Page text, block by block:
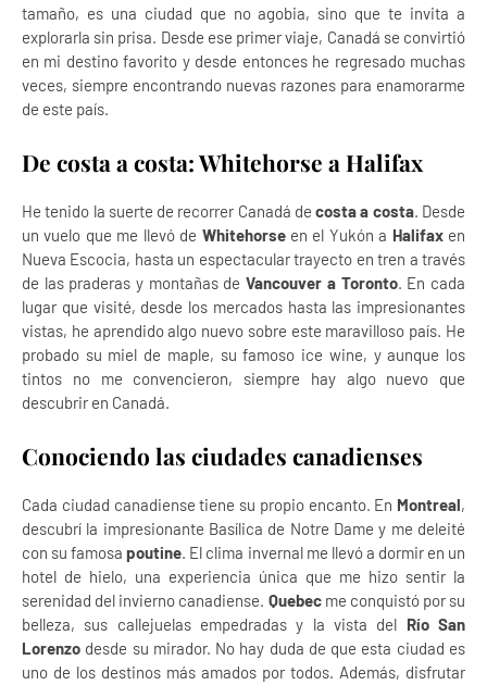
tamaño, es una ciudad que no agobia, sino que te invita a
explorarla sin prisa. Desde ese primer viaje, Canadá se convirtió
en mi destino favorito y desde entonces he regresado muchas
veces, siempre encontrando nuevas razones para enamorarme
de este país.
De costa a costa: Whitehorse a Halifax
He tenido la suerte de recorrer Canadá decosta a costa. Desde
un vuelo que me llevó de Whitehorseen el Yukón a Halifaxen
Nueva Escocia, hasta un espectacular trayecto en tren a través
de las praderas y montañas deVancouver a Toronto. En cada
lugar que visité, desde los mercados hasta las impresionantes
vistas, he aprendido algo nuevo sobre este maravilloso país. He
probado su miel de maple, su famoso ice wine, y aunque los
tintos no me convencieron, siempre hay algo nuevo que
descubrir en Canadá.
Conociendo las ciudades canadienses
Cada ciudad canadiense tiene su propio encanto. En Montreal,
descubrí la impresionante Basílica de Notre Dame y me deleité
con su famosapoutine. El clima invernal me llevó a dormir en un
hotel de hielo, una experiencia única que me hizo sentir la
serenidad del invierno canadiense. Quebecme conquistó por su
belleza, sus callejuelas empedradas y la vista del Río San
Lorenzo desde su mirador. No hay duda de que esta ciudad es
uno de los destinos más amados por todos. Además, disfrutar